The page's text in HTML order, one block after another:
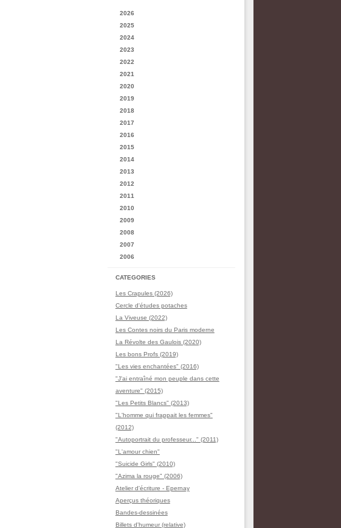
2026
2025
2024
2023
2022
2021
2020
2019
2018
2017
2016
2015
2014
2013
2012
2011
2010
2009
2008
2007
2006
CATEGORIES
Les Crapules (2026)
Cercle d'études potaches
La Viveuse (2022)
Les Contes noirs du Paris moderne
La Révolte des Gaulois (2020)
Les bons Profs (2019)
"Les vies enchantées" (2016)
"J'ai entraîné mon peuple dans cette
aventure" (2015)
"Les Petits Blancs" (2013)
"L'homme qui frappait les femmes"
(2012)
"Autoportrait du professeur..." (2011)
"L'amour chien"
"Suicide Girls" (2010)
"Azima la rouge" (2006)
Atelier d'écriture - Epernay
Aperçus théoriques
Bandes-dessinées
Billets d'humeur (relative)